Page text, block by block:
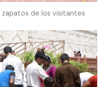
de los visitantes